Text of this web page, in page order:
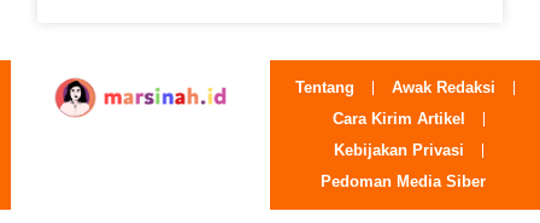
Tentang
Awak Redaksi
Cara Kirim Artikel
Kebijakan Privasi
Pedoman Media Siber